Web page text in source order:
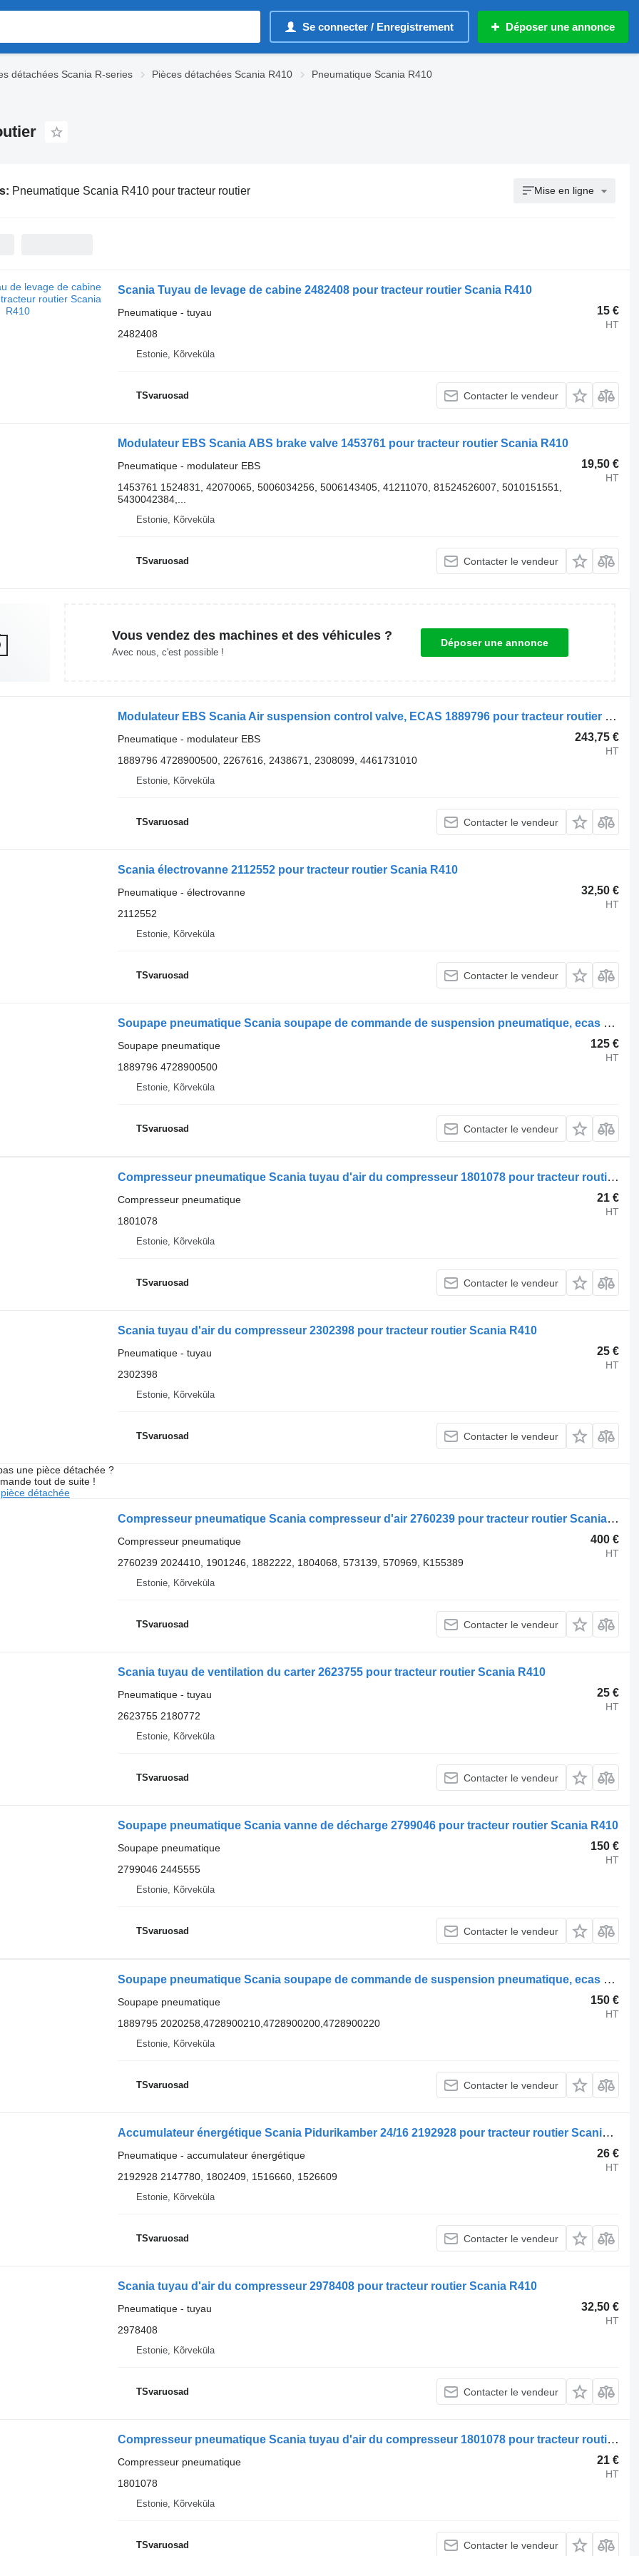
Se connecter / Enregistrement Déposer une annonce
détachées Scania R-series Pièces détachées Scania R410
Pneumatique Scania R410
Pneumatique Scania R410 pour tracteur routier Mise en ligne
Scania Tuyau de levage de cabine 2482408 pour tracteur routier Scania R410
15 €
HT
Pneumatique - tuyau
2482408
Estonie, Kõrveküla
TSvaruosad Contacter le vendeur
Modulateur EBS Scania ABS brake valve 1453761 pour tracteur routier Scania R410
19,50 €
HT
Pneumatique - modulateur EBS
1453761 1524831, 42070065, 5006034256, 5006143405, 41211070, 81524526007, 5010151551,
5430042384,...
Estonie, Kõrveküla
TSvaruosad Contacter le vendeur
Vous vendez des machines et des véhicules ?
Avec nous, c'est possible !
Déposer une annonce
Modulateur EBS Scania Air suspension control valve, ECAS 1889796 pour tracteur routier Scania R410
243,75 €
HT
Pneumatique - modulateur EBS
1889796 4728900500, 2267616, 2438671, 2308099, 4461731010
Estonie, Kõrveküla
TSvaruosad Contacter le vendeur
Scania électrovanne 2112552 pour tracteur routier Scania R410
32,50 €
HT
Pneumatique - électrovanne
2112552
Estonie, Kõrveküla
TSvaruosad Contacter le vendeur
Soupape pneumatique Scania soupape de commande de suspension pneumatique, ecas 1889796 pour tracteur routier Scania R410
125 €
HT
Soupape pneumatique
1889796 4728900500
Estonie, Kõrveküla
TSvaruosad Contacter le vendeur
Compresseur pneumatique Scania tuyau d'air du compresseur 1801078 pour tracteur routier Scania R410
21 €
HT
Compresseur pneumatique
1801078
Estonie, Kõrveküla
TSvaruosad Contacter le vendeur
Scania tuyau d'air du compresseur 2302398 pour tracteur routier Scania R410
25 €
HT
Pneumatique - tuyau
2302398
Estonie, Kõrveküla
TSvaruosad Contacter le vendeur
une pièce détachée ?
tout de suite !
détachée
Compresseur pneumatique Scania compresseur d'air 2760239 pour tracteur routier Scania R410
400 €
HT
Compresseur pneumatique
2760239 2024410, 1901246, 1882222, 1804068, 573139, 570969, K155389
Estonie, Kõrveküla
TSvaruosad Contacter le vendeur
Scania tuyau de ventilation du carter 2623755 pour tracteur routier Scania R410
25 €
HT
Pneumatique - tuyau
2623755 2180772
Estonie, Kõrveküla
TSvaruosad Contacter le vendeur
Soupape pneumatique Scania vanne de décharge 2799046 pour tracteur routier Scania R410
150 €
HT
Soupape pneumatique
2799046 2445555
Estonie, Kõrveküla
TSvaruosad Contacter le vendeur
Soupape pneumatique Scania soupape de commande de suspension pneumatique, ecas 1889795 pour tracteur routier Scania R410
150 €
HT
Soupape pneumatique
1889795 2020258,4728900210,4728900200,4728900220
Estonie, Kõrveküla
TSvaruosad Contacter le vendeur
Accumulateur énergétique Scania Pidurikamber 24/16 2192928 pour tracteur routier Scania R410
26 €
HT
Pneumatique - accumulateur énergétique
2192928 2147780, 1802409, 1516660, 1526609
Estonie, Kõrveküla
TSvaruosad Contacter le vendeur
Scania tuyau d'air du compresseur 2978408 pour tracteur routier Scania R410
32,50 €
HT
Pneumatique - tuyau
2978408
Estonie, Kõrveküla
TSvaruosad Contacter le vendeur
Compresseur pneumatique Scania tuyau d'air du compresseur 1801078 pour tracteur routier Scania R410
21 €
HT
Compresseur pneumatique
1801078
Estonie, Kõrveküla
TSvaruosad Contacter le vendeur